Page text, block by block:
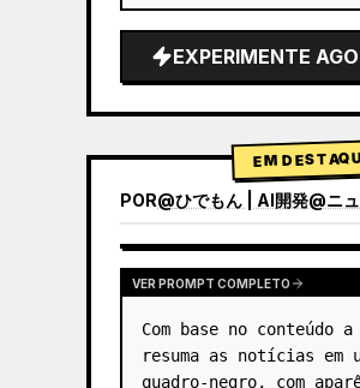
EXPERIMENTE
EM
POR@ひでもん | AI開発@ニュー
VER RESULTADOS DE
VER PROMPT COMPLETO
Com base no conteúdo
resuma as notícias em
quadro-negro, com